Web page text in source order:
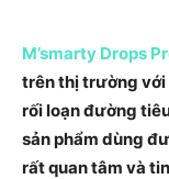
M’smarty Drops
trên thị trường
rối loạn đường
sản phẩm dùng
rất quan tâm và